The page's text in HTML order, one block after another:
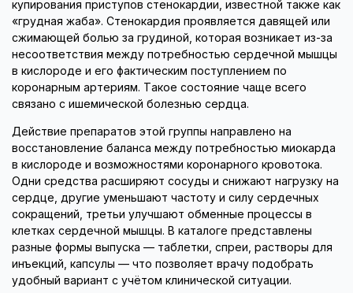
купирования приступов стенокардии, известной также как
«грудная жаба». Стенокардия проявляется давящей или
сжимающей болью за грудиной, которая возникает из-за
несоответствия между потребностью сердечной мышцы
в кислороде и его фактическим поступлением по
коронарным артериям. Такое состояние чаще всего
связано с ишемической болезнью сердца.
Действие препаратов этой группы направлено на
восстановление баланса между потребностью миокарда
в кислороде и возможностями коронарного кровотока.
Одни средства расширяют сосуды и снижают нагрузку на
сердце, другие уменьшают частоту и силу сердечных
сокращений, третьи улучшают обменные процессы в
клетках сердечной мышцы. В каталоге представлены
разные формы выпуска — таблетки, спреи, растворы для
инъекций, капсулы — что позволяет врачу подобрать
удобный вариант с учётом клинической ситуации.